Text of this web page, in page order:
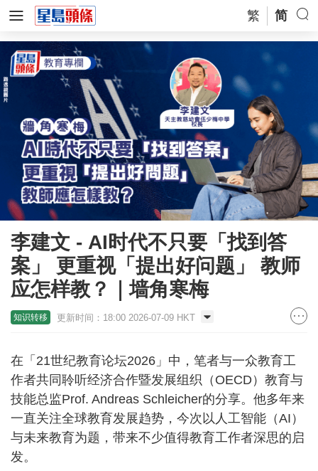
繁 简
李建文 - AI时代不只要「找到答
案」 更重视「提出好问题」 教师
应怎样教？｜墙角寒梅
知识转移 更新时间：18:00 2026-07-09 HKT
在「21世纪教育论坛2026」中，笔者与一众教育工
作者共同聆听经济合作暨发展组织（OECD）教育与
技能总监Prof. Andreas Schleicher的分享。他多年来
一直关注全球教育发展趋势，今次以人工智能（AI）
与未来教育为题，带来不少值得教育工作者深思的启
发。